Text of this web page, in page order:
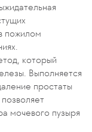
пожилом
который
Выполняется
простаты
мочевого пузыря